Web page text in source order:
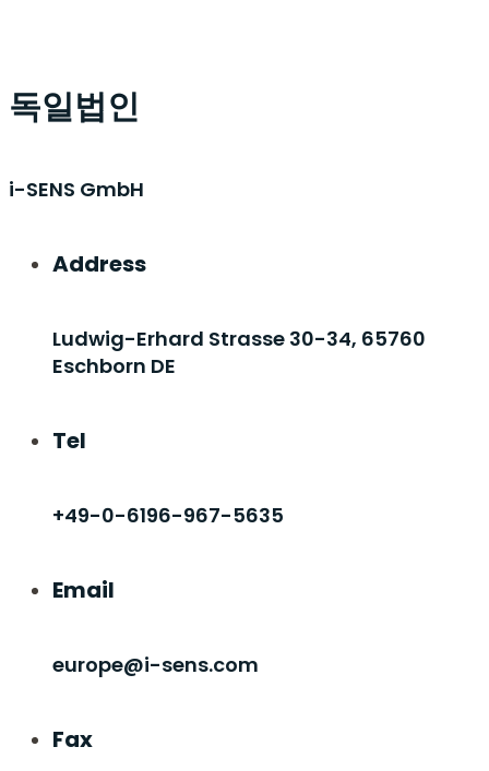
독일법인
i-SENS GmbH
Address
Ludwig-Erhard Strasse 30-34, 65760
Eschborn DE
Tel
+49-0-6196-967-5635
Email
europe@i-sens.com
Fax